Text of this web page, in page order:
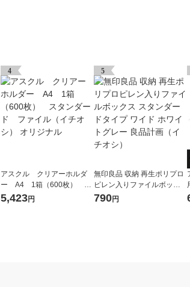
4
アスクル クリアーホルダ
ー A4 1箱（600枚） ス
タンダード ファイル（イ
5,423円
5
無印良品 収納 再生ポリプロ
ピレン入りファイルボック
ス スタンダードタイプ ワイ
790円